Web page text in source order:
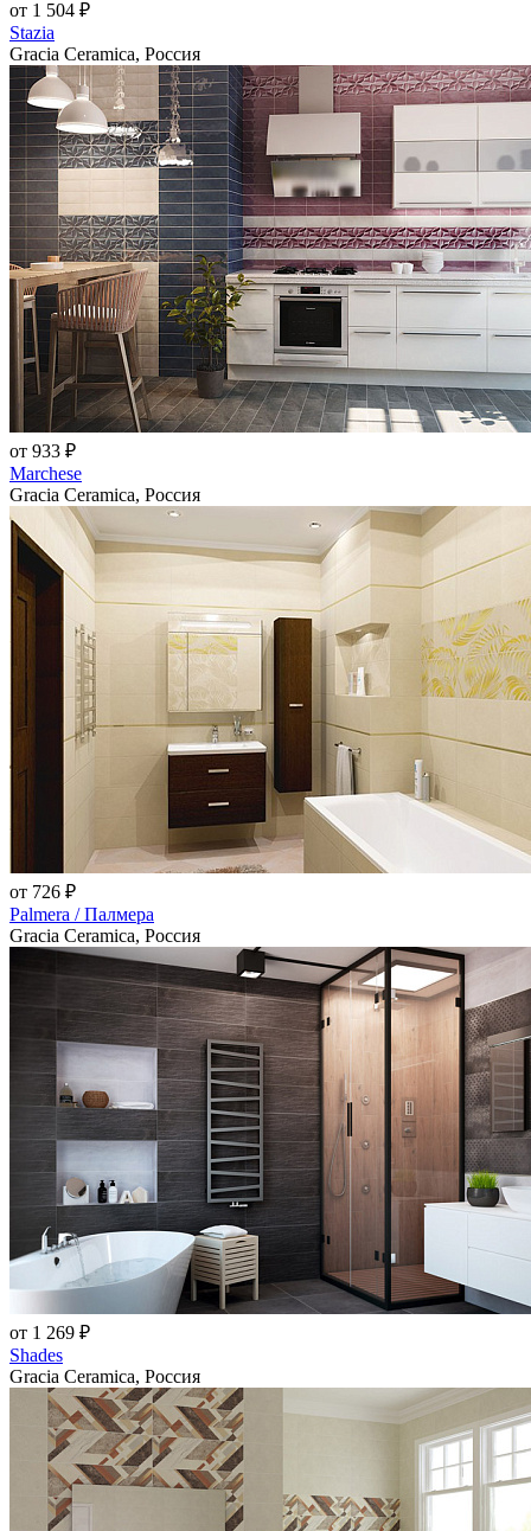
от 1 504 ₽
Stazia
Gracia Ceramica, Россия
от 933 ₽
Marchese
Gracia Ceramica, Россия
от 726 ₽
Palmera / Палмера
Gracia Ceramica, Россия
от 1 269 ₽
Shades
Gracia Ceramica, Россия